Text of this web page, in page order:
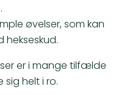
øvelser, som kan
er i mange tilfælde
helt i ro.